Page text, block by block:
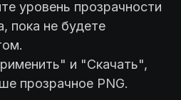
уровень прозрачности
пока не будете
и "Скачать",
прозрачное PNG.